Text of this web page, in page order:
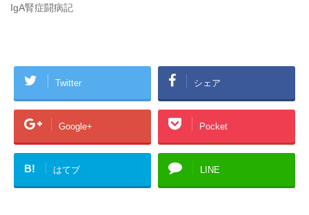
IgA腎症闘病記
Twitter シェア
Google+ Pocket
B! はてブ LINE